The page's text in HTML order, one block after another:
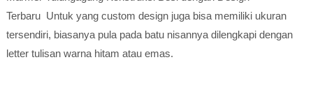
Terbaru Untuk yang custom design juga bisa memiliki ukuran
tersendiri, biasanya pula pada batu nisannya dilengkapi dengan
letter tulisan warna hitam atau emas.